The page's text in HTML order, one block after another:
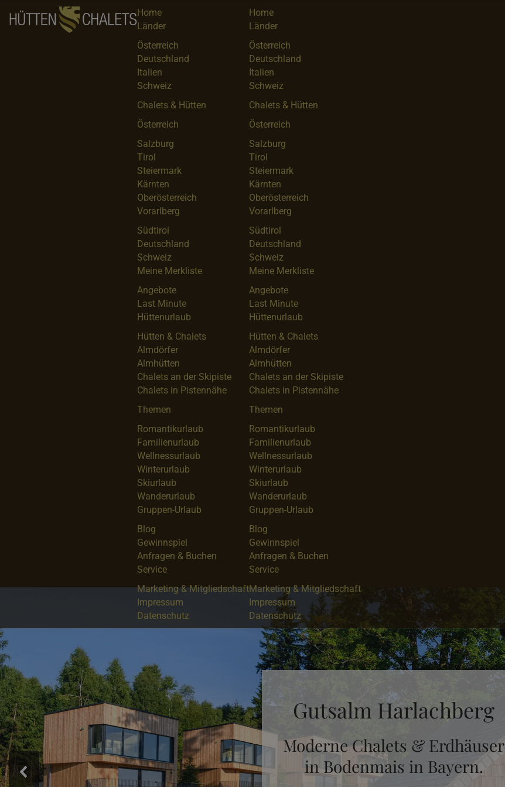
Home
Länder
Österreich
Deutschland
Italien
Schweiz
Chalets & Hütten
Österreich
Salzburg
Tirol
Steiermark
Kärnten
Oberösterreich
Vorarlberg
Südtirol
Deutschland
Schweiz
Meine Merkliste
Angebote
Last Minute
Hüttenurlaub
Hütten & Chalets
Almdörfer
Almhütten
Chalets an der Skipiste
Chalets in Pistennähe
Themen
Romantikurlaub
Familienurlaub
Wellnessurlaub
Winterurlaub
Skiurlaub
Wanderurlaub
Gruppen-Urlaub
Blog
Gewinnspiel
Anfragen & Buchen
Service
Marketing & Mitgliedschaft
Impressum
Datenschutz
Home
Länder
Österreich
Deutschland
Italien
Schweiz
Chalets & Hütten
Österreich
Salzburg
Tirol
Steiermark
Kärnten
Oberösterreich
Vorarlberg
Südtirol
Deutschland
Schweiz
Meine Merkliste
Angebote
Last Minute
Hüttenurlaub
Hütten & Chalets
Almdörfer
Almhütten
Chalets an der Skipiste
Chalets in Pistennähe
Themen
Romantikurlaub
Familienurlaub
Wellnessurlaub
Winterurlaub
Skiurlaub
Wanderurlaub
Gruppen-Urlaub
Blog
Gewinnspiel
Anfragen & Buchen
Service
Marketing & Mitgliedschaft
Impressum
Datenschutz
Gutsalm Harlachberg
Moderne Chalets & Erdhäuser
in Bodenmais in Bayern.
ONKL XONNA
Luxus-Chalets und Lodges im
Grossarltal.